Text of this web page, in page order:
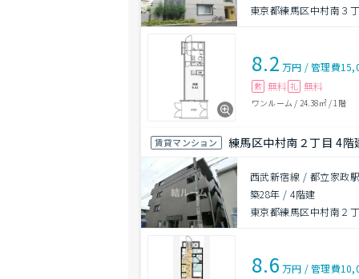
東京都練馬区中村南３
8.2 万円 /管理費
敷 無料 礼 無料
ワンルーム / 24.38㎡/ 1階
賃貸マンション 練馬区中村南２丁目 4階
西武新宿線 / 都立家政
築28年 /4階建
東京都練馬区中村南２
8.6 万円 /管理費